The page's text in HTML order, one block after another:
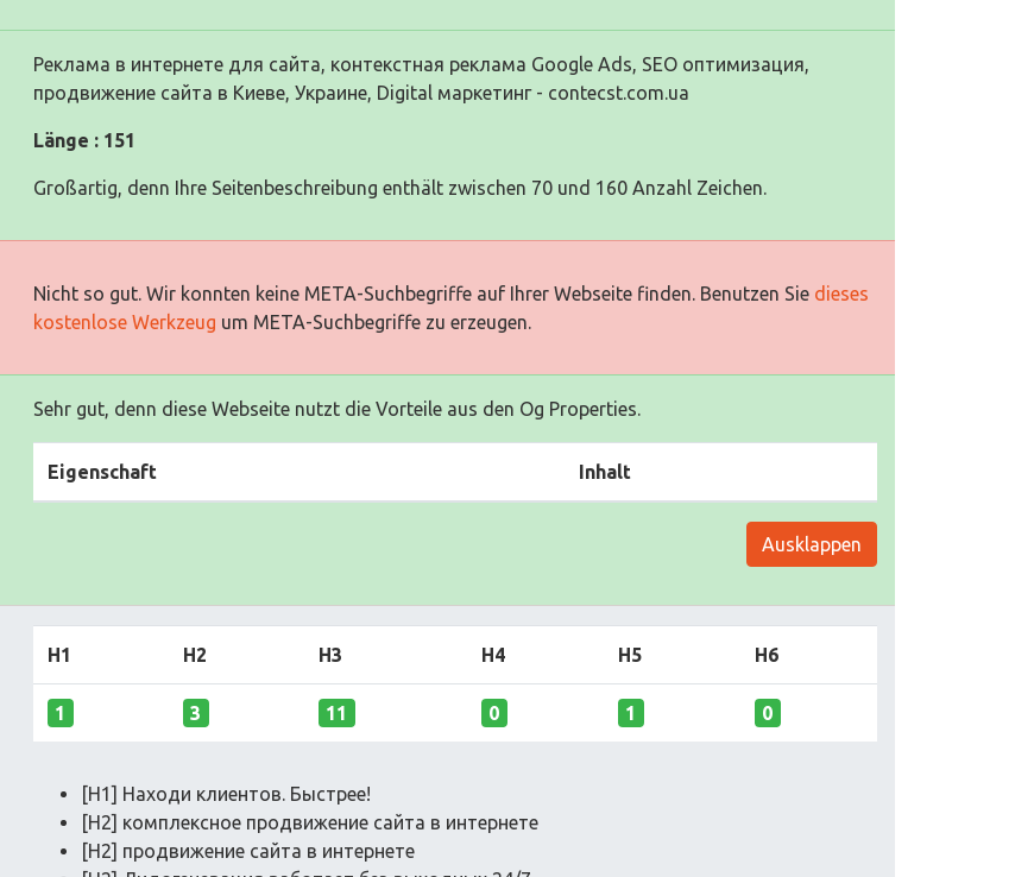
Реклама в интернете для сайта, контекстная реклама Google Ads, SEO оптимизация,
продвижение сайта в Киеве, Украине, Digital маркетинг - contecst.com.ua
Länge : 151
Großartig, denn Ihre Seitenbeschreibung enthält zwischen 70 und 160 Anzahl Zeichen.
Nicht so gut. Wir konnten keine META-Suchbegriffe auf Ihrer Webseite finden. Benutzen Sie dieses
kostenlose Werkzeug um META-Suchbegriffe zu erzeugen.
Sehr gut, denn diese Webseite nutzt die Vorteile aus den Og Properties.
Eigenschaft Inhalt
Ausklappen
H1 H2 H3 H4 H5 H6
1 3 11 0 1 0
[H1] Находи клиентов. Быстрее!
[H2] комплексное продвижение сайта в интернете
[H2] продвижение сайта в интернете